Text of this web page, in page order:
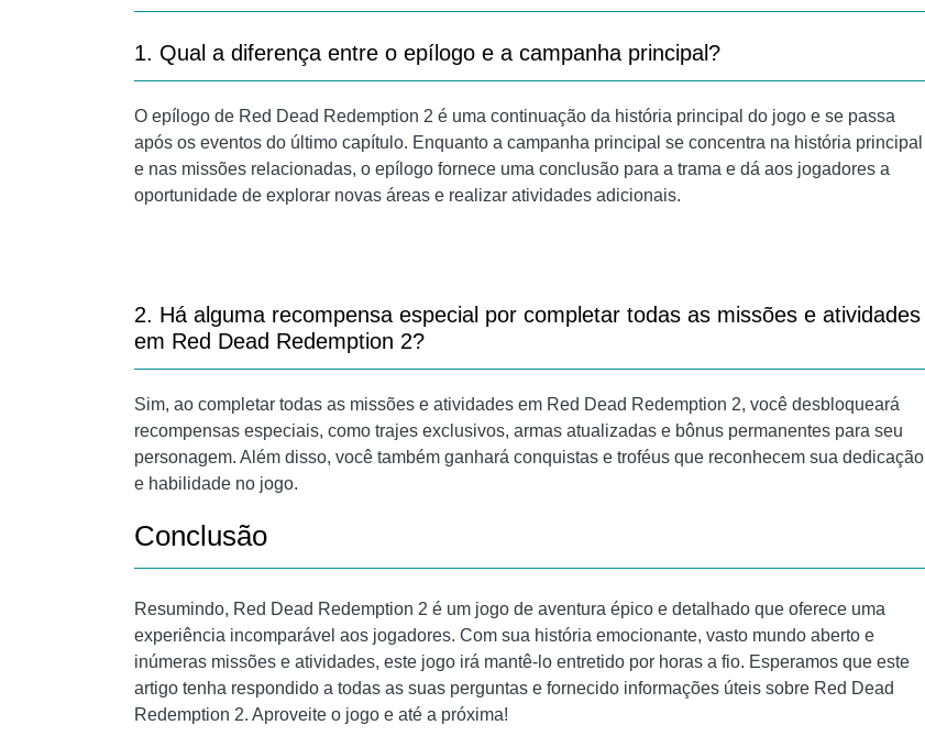
1. Qual a diferença entre o epílogo e a campanha principal?
O epílogo de Red Dead Redemption 2 é uma continuação da história principal do jogo e se passa
após os eventos do último capítulo. Enquanto a campanha principal se concentra na história principal
e nas missões relacionadas, o epílogo fornece uma conclusão para a trama e dá aos jogadores a
oportunidade de explorar novas áreas e realizar atividades adicionais.
2. Há alguma recompensa especial por completar todas as missões e atividades
em Red Dead Redemption 2?
Sim, ao completar todas as missões e atividades em Red Dead Redemption 2, você desbloqueará
recompensas especiais, como trajes exclusivos, armas atualizadas e bônus permanentes para seu
personagem. Além disso, você também ganhará conquistas e troféus que reconhecem sua dedicação
e habilidade no jogo.
Conclusão
Resumindo, Red Dead Redemption 2 é um jogo de aventura épico e detalhado que oferece uma
experiência incomparável aos jogadores. Com sua história emocionante, vasto mundo aberto e
inúmeras missões e atividades, este jogo irá mantê-lo entretido por horas a fio. Esperamos que este
artigo tenha respondido a todas as suas perguntas e fornecido informações úteis sobre Red Dead
Redemption 2. Aproveite o jogo e até a próxima!